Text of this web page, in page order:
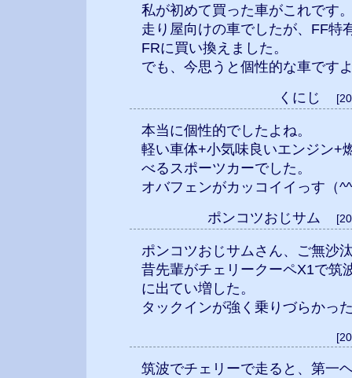
私が初めて買った車がこれです
走り屋向けの車でしたが、FF特
FRに買い換えました。
でも、今思うと個性的な車です
くにじ
本当に個性的でしたよね。
軽い車体+小気味良いエンジン+
べるスポーツカーでした。
オバフェンがカッコイイっす（
ポンコツおじサム
ポンコツおじサムさん、ご無沙
昔先輩がチェリークーペX1で筑
に出てい増した。
タックインが強く乗りづらかっ
筑波でチェリーで走ると、第一